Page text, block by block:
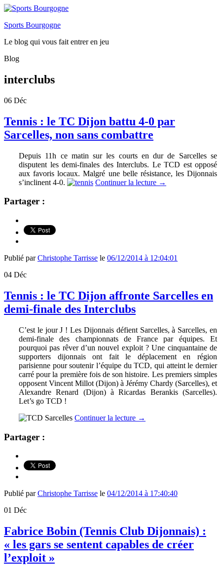
Sports Bourgogne
Le blog qui vous fait entrer en jeu
Blog
interclubs
06 Déc
Tennis : le TC Dijon battu 4-0 par
Sarcelles, non sans combattre
Depuis 11h ce matin sur les courts en dur de Sarcelles se
disputent les demi-finales des Interclubs. Le TCD est opposé
aux favoris locaux. Malgré une belle résistance, les Dijonnais
s’inclinent 4-0.
Continuer la lecture →
Partager :
Publié parChristophe Tarrisse le 06/12/2014 à 12:04:01
04 Déc
Tennis : le TC Dijon affronte Sarcelles en
demi-finale des Interclubs
C’est le jour J ! Les Dijonnais défient Sarcelles, à Sarcelles, en
demi-finale des championnats de France par équipes. Et
pourquoi pas rêver d’un nouvel exploit ? Une cinquantaine de
supporters dijonnais ont fait le déplacement en région
parisienne pour soutenir l’équipe du TCD, qui atteint le dernier
carré pour la première fois de son histoire. Les premiers simples
opposent Vincent Millot (Dijon) à Jérémy Chardy (Sarcelles), et
Alexandre Renard (Dijon) à Ricardas Berankis (Sarcelles).
Let’s go TCD !
Continuer la lecture →
Partager :
Publié parChristophe Tarrisse le 04/12/2014 à 17:40:40
01 Déc
Fabrice Bobin (Tennis Club Dijonnais) :
« les gars se sentent capables de créer
l’exploit »